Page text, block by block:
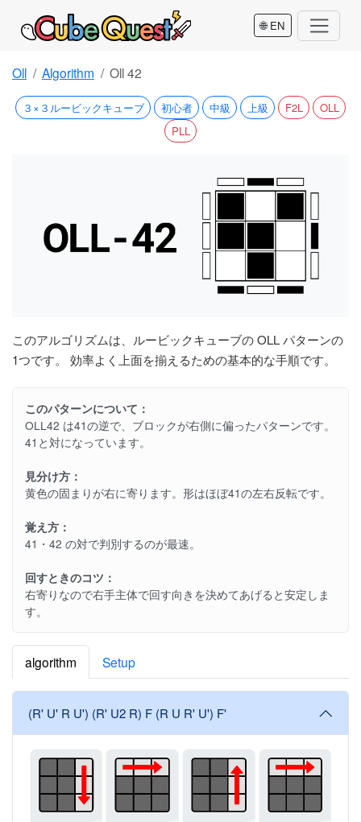
🌐 EN
Oll Algorithm Oll 42
３×３ルービックキューブ 初心者 中級 上級 F2L
OLL
PLL
このアルゴリズムは、ルービックキューブの OLL パターンの
1つです。 効率よく上面を揃えるための基本的な手順です。
このパターンについて：
OLL42 は41の逆で、ブロックが右側に偏ったパターンです。
41と対になっています。
見分け方：
黄色の固まりが右に寄ります。形はほぼ41の左右反転です。
覚え方：
41・42 の対で判別するのが最速。
回すときのコツ：
右寄りなので右手主体で回す向きを決めてあげると安定しま
す。
algorithm Setup
(R' U' R U') (R' U2 R) F (R U R' U') F'